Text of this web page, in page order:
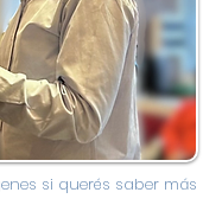
si querés saber más